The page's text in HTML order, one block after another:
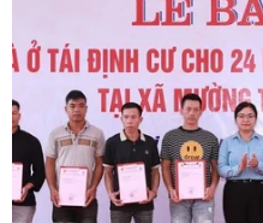
Meta tung công cụ AI
động cho nhà phát triển
06/08/2026 06:40